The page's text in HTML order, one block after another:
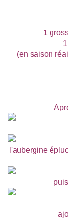
1
(en saison
l'aubergine